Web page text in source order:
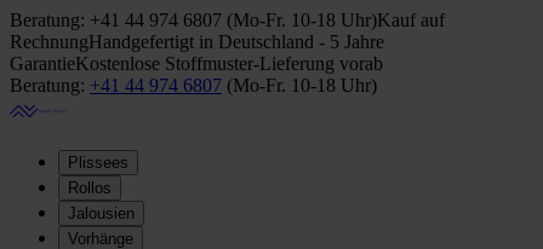
Beratung: +41 44 974 6807 (Mo-Fr. 10-18 Uhr)Kauf auf
RechnungHandgefertigt in Deutschland - 5 Jahre
GarantieKostenlose Stoffmuster-Lieferung vorab
Beratung: +41 44 974 6807 (Mo-Fr. 10-18 Uhr)
Plissees
Rollos
Jalousien
Vorhänge